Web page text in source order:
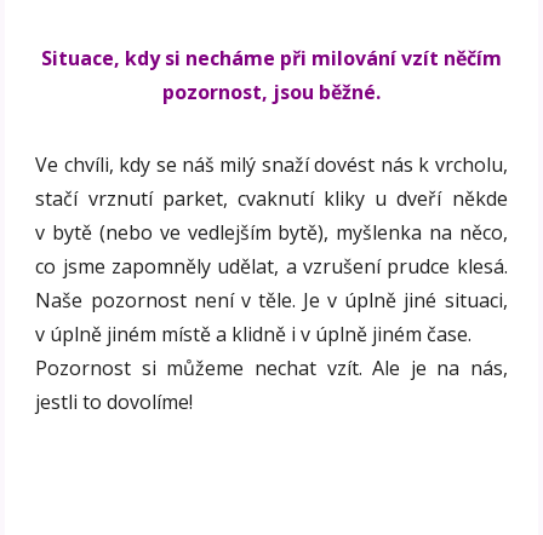
Situace, kdy si necháme při milování vzít něčím
pozornost, jsou běžné.
Ve chvíli, kdy se náš milý snaží dovést nás k vrcholu,
stačí vrznutí parket, cvaknutí kliky u dveří někde
v bytě (nebo ve vedlejším bytě), myšlenka na něco,
co jsme zapomněly udělat, a vzrušení prudce klesá.
Naše pozornost není v těle. Je v úplně jiné situaci,
v úplně jiném místě a klidně i v úplně jiném čase.
Pozornost si můžeme nechat vzít. Ale je na nás,
jestli to dovolíme!